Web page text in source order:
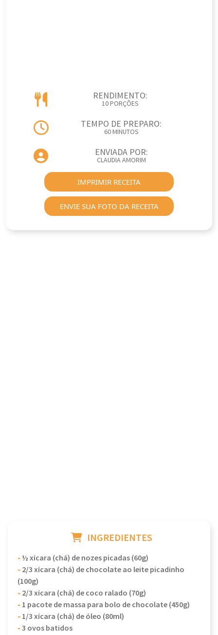
RENDIMENTO:
10 PORÇÕES
TEMPO DE PREPARO:
60 MINUTOS
ENVIADA POR:
CLAUDIA AMORIM
IMPRIMIR RECEITA
ENVIE SUA FOTO DA RECEITA
INGREDIENTES
-½ xícara (chá) de nozes picadas (60g)
- 2/3 xícara (chá) de chocolate ao leite picadinho
(100g)
- 2/3 xícara (chá) de coco ralado (70g)
- 1 pacote de massa para bolo de chocolate (450g)
- 1/3 xícara (chá) de óleo (80ml)
-3 ovos batidos